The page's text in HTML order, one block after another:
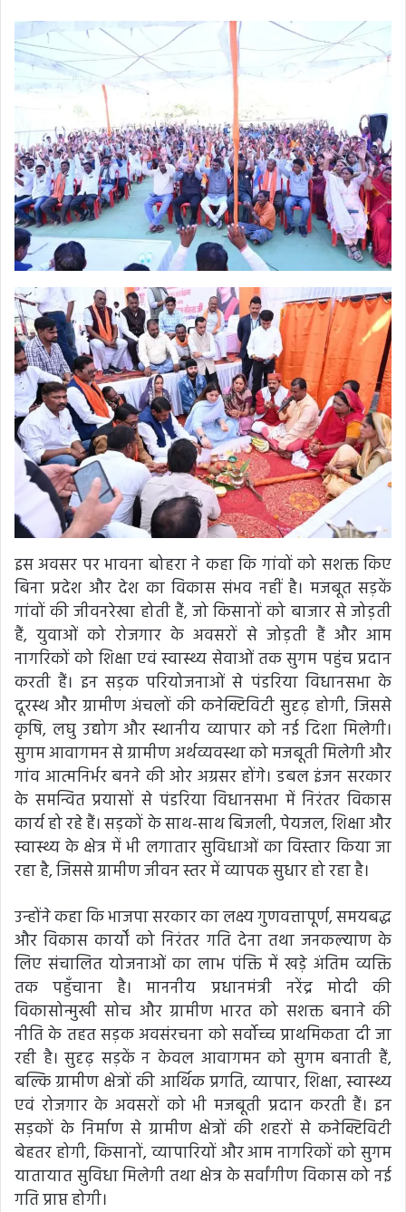
इस अवसर पर भावना बोहरा ने कहा कि गांवों को सशक्त किए
बिना प्रदेश और देश का विकास संभव नहीं है। मजबूत सड़कें
गांवों की जीवनरेखा होती हैं, जो किसानों को बाजार से जोड़ती
हैं, युवाओं को रोजगार के अवसरों से जोड़ती हैं और आम
नागरिकों को शिक्षा एवं स्वास्थ्य सेवाओं तक सुगम पहुंच प्रदान
करती हैं। इन सड़क परियोजनाओं से पंडरिया विधानसभा के
दूरस्थ और ग्रामीण अंचलों की कनेक्टिविटी सुदृढ़ होगी, जिससे
कृषि, लघु उद्योग और स्थानीय व्यापार को नई दिशा मिलेगी।
सुगम आवागमन से ग्रामीण अर्थव्यवस्था को मजबूती मिलेगी और
गांव आत्मनिर्भर बनने की ओर अग्रसर होंगे। डबल इंजन सरकार
के समन्वित प्रयासों से पंडरिया विधानसभा में निरंतर विकास
कार्य हो रहे हैं। सड़कों के साथ-साथ बिजली, पेयजल, शिक्षा और
स्वास्थ्य के क्षेत्र में भी लगातार सुविधाओं का विस्तार किया जा
रहा है, जिससे ग्रामीण जीवन स्तर में व्यापक सुधार हो रहा है।
उन्होंने कहा कि भाजपा सरकार का लक्ष्य गुणवत्तापूर्ण, समयबद्ध
और विकास कार्यों को निरंतर गति देना तथा जनकल्याण के
लिए संचालित योजनाओं का लाभ पंक्ति में खड़े अंतिम व्यक्ति
तक पहुँचाना है। माननीय प्रधानमंत्री नरेंद्र मोदी की
विकासोन्मुखी सोच और ग्रामीण भारत को सशक्त बनाने की
नीति के तहत सड़क अवसंरचना को सर्वोच्च प्राथमिकता दी जा
रही है। सुदृढ़ सड़कें न केवल आवागमन को सुगम बनाती हैं,
बल्कि ग्रामीण क्षेत्रों की आर्थिक प्रगति, व्यापार, शिक्षा, स्वास्थ्य
एवं रोजगार के अवसरों को भी मजबूती प्रदान करती हैं। इन
सड़कों के निर्माण से ग्रामीण क्षेत्रों की शहरों से कनेक्टिविटी
बेहतर होगी, किसानों, व्यापारियों और आम नागरिकों को सुगम
यातायात सुविधा मिलेगी तथा क्षेत्र के सर्वांगीण विकास को नई
गति प्राप्त होगी।